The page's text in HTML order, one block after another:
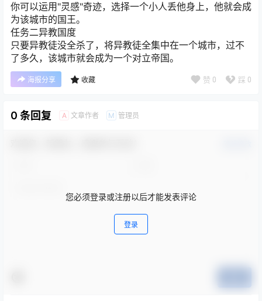
你可以运用"灵感"奇迹，选择一个小人丢他身上，他就会成
为该城市的国王。
任务二异教国度
只要异教徒没全杀了，将异教徒全集中在一个城市，过不
了多久，该城市就会成为一个对立帝国。
海报分享 收藏 赞 0 踩 0
0 条回复 A 文章作者 M 管理员
您必须登录或注册以后才能发表评论
登录